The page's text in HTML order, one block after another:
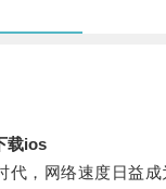
载ios
，网络速度日益成